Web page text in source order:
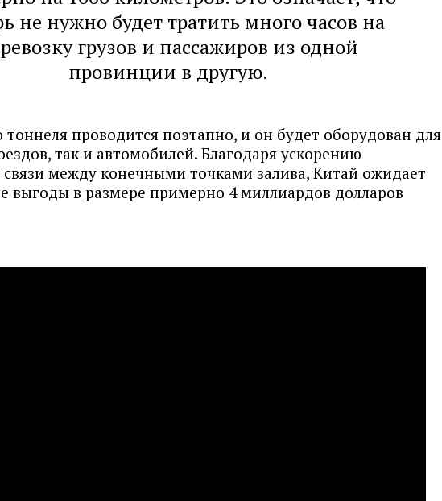
не нужно будет тратить много часов на
грузов и пассажиров из одной
провинции в другую.
тоннеля проводится поэтапно, и он будет оборудован для
так и автомобилей. Благодаря ускорению
между конечными точками залива, Китай ожидает
выгоды в размере примерно 4 миллиардов долларов